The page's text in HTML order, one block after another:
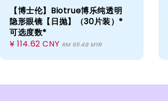
【博士伦】Biotrue博乐纯透明
隐形眼镜【日抛】（30片装）*
可选度数*
Regular
¥ 114.62 CNY RM 69.48 MYR